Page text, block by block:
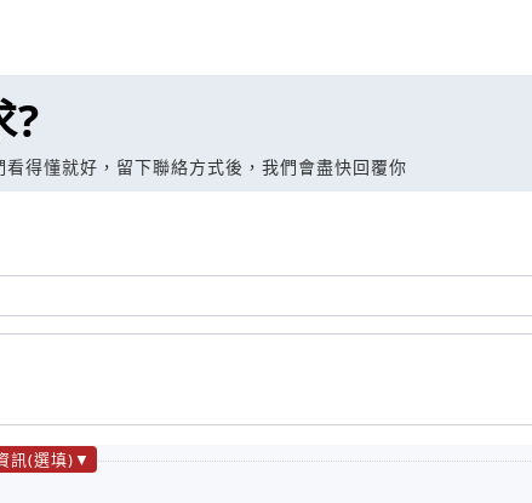
?
得懂就好，留下聯絡方式後，我們會盡快回覆你
訊(選填)